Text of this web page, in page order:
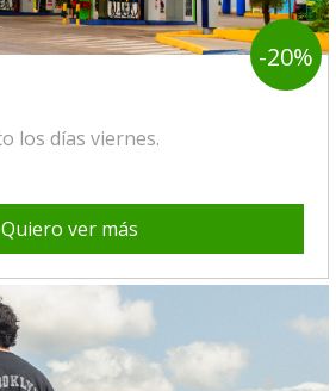
-20%
los días viernes.
Quiero ver más